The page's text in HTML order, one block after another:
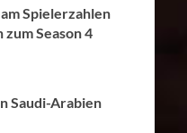
Spielerzahlen
Season 4
Saudi-Arabien